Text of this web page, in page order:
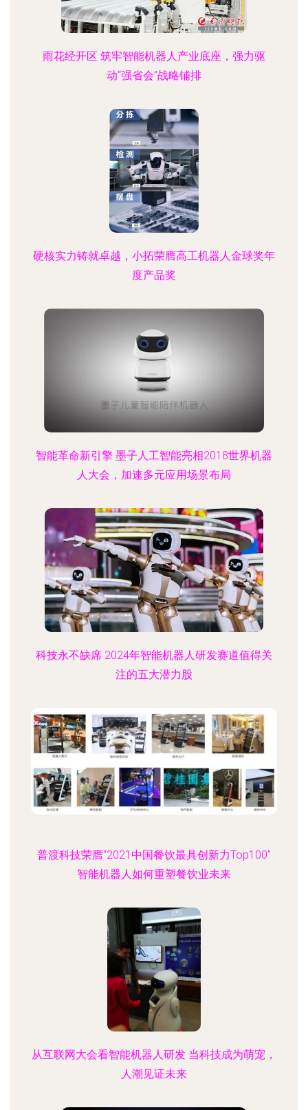
雨花经开区 筑牢智能机器人产业底座，强力驱
动“强省会”战略铺排
硬核实力铸就卓越，小拓荣膺高工机器人金球奖年
度产品奖
智能革命新引擎 墨子人工智能亮相2018世界机器
人大会，加速多元应用场景布局
科技永不缺席 2024年智能机器人研发赛道值得关
注的五大潜力股
普渡科技荣膺“2021中国餐饮最具创新力Top100”
智能机器人如何重塑餐饮业未来
从互联网大会看智能机器人研发 当科技成为萌宠，
人潮见证未来